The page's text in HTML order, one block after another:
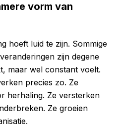
vorm van
hoeft luid te zijn. Sommige
zijn degene
maar wel constant voelt.
precies zo. Ze
herhaling. Ze versterken
Ze groeien